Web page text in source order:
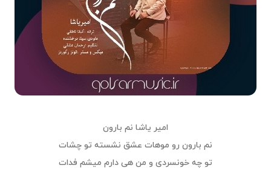
امیر یاشا نم بارون
نم بارون رو موهات عشق نشسته تو چشات
تو چه خونسردی و من هی دارم میشم فدات